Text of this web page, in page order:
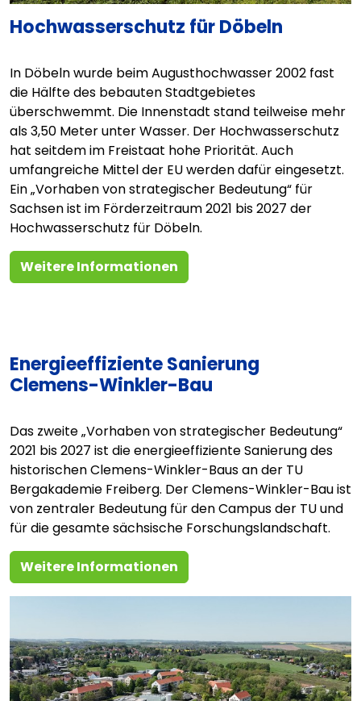
Hochwasserschutz für Döbeln
In Döbeln wurde beim Augusthochwasser 2002 fast
die Hälfte des bebauten Stadtgebietes
überschwemmt. Die Innenstadt stand teilweise mehr
als 3,50 Meter unter Wasser. Der Hochwasserschutz
hat seitdem im Freistaat hohe Priorität. Auch
umfangreiche Mittel der EU werden dafür eingesetzt.
Ein „Vorhaben von strategischer Bedeutung“ für
Sachsen ist im Förderzeitraum 2021 bis 2027 der
Hochwasserschutz für Döbeln.
Weitere Informationen
Energieeffiziente Sanierung
Clemens-Winkler-Bau
Das zweite „Vorhaben von strategischer Bedeutung“
2021 bis 2027 ist die energieeffiziente Sanierung des
historischen Clemens-Winkler-Baus an der TU
Bergakademie Freiberg. Der Clemens-Winkler-Bau ist
von zentraler Bedeutung für den Campus der TU und
für die gesamte sächsische Forschungslandschaft.
Weitere Informationen